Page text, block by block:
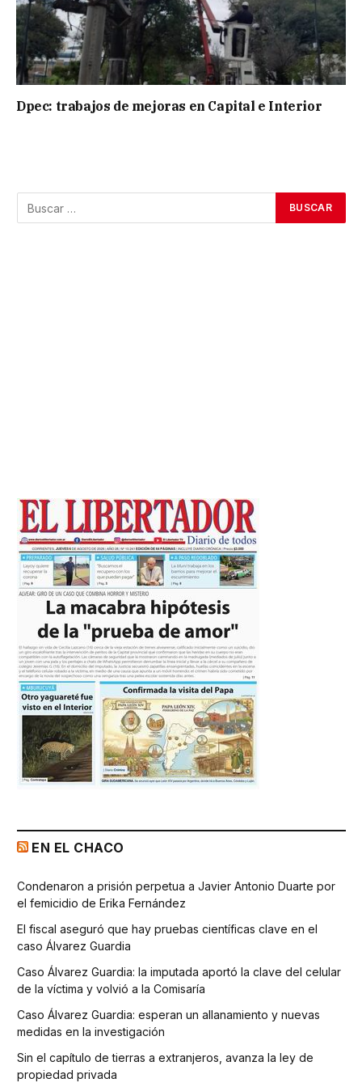
Dpec: trabajos de mejoras en Capital e Interior
EN EL CHACO
Condenaron a prisión perpetua a Javier Antonio Duarte por
el femicidio de Erika Fernández
El fiscal aseguró que hay pruebas científicas clave en el
caso Álvarez Guardia
Caso Álvarez Guardia: la imputada aportó la clave del celular
de la víctima y volvió a la Comisaría
Caso Álvarez Guardia: esperan un allanamiento y nuevas
medidas en la investigación
Sin el capítulo de tierras a extranjeros, avanza la ley de
propiedad privada